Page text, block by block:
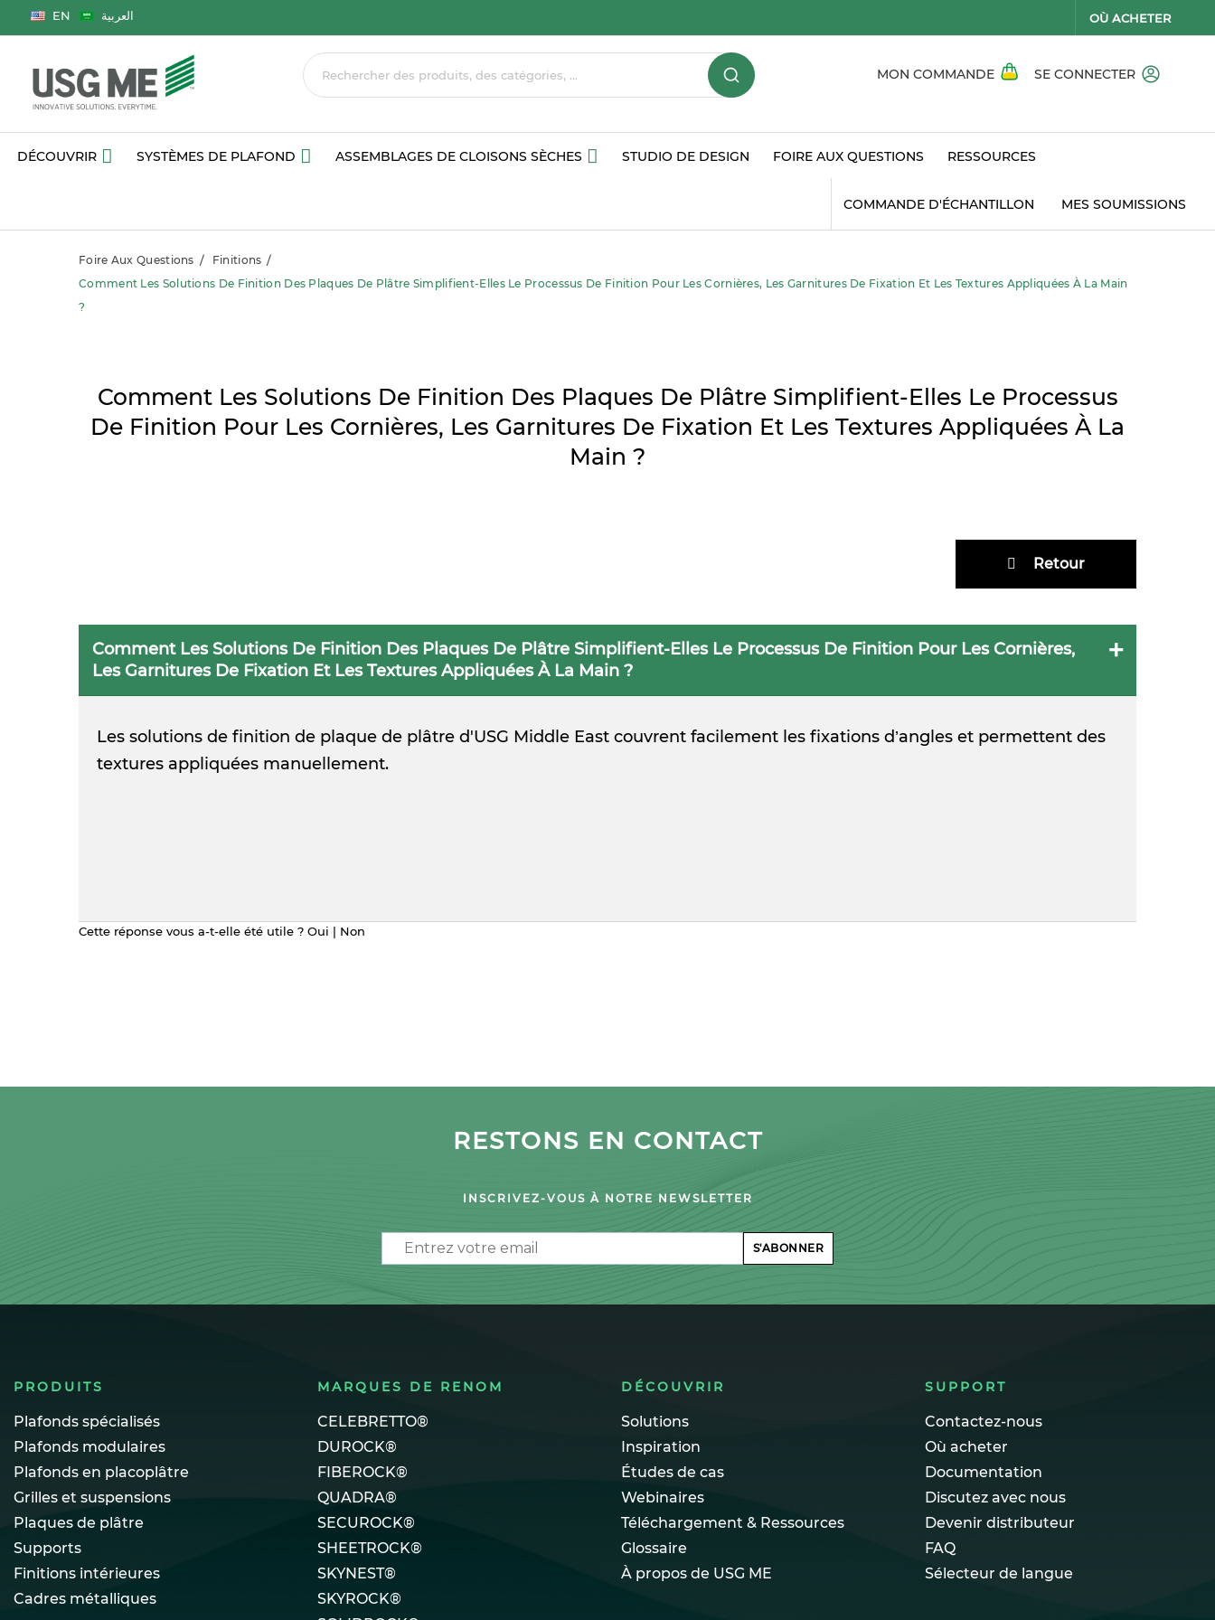
EN العربية OÙ ACHETER
MON COMMANDE SE CONNECTER
DÉCOUVRIR SYSTÈMES DE PLAFOND ASSEMBLAGES DE CLOISONS SÈCHES STUDIO DE DESIGN FOIRE AUX QUESTIONS RESSOURCES
COMMANDE D'ÉCHANTILLON MES SOUMISSIONS
Foire Aux Questions
Finitions
Comment Les Solutions De Finition Des Plaques De Plâtre Simplifient-Elles Le Processus De Finition Pour Les Cornières, Les Garnitures De Fixation Et Les Textures Appliquées À La Main
?
Comment Les Solutions De Finition Des Plaques De Plâtre Simplifient-Elles Le Processus
De Finition Pour Les Cornières, Les Garnitures De Fixation Et Les Textures Appliquées À La
Main ?
Retour
Comment Les Solutions De Finition Des Plaques De Plâtre Simplifient-Elles Le Processus De Finition Pour Les Cornières,
Les Garnitures De Fixation Et Les Textures Appliquées À La Main ?
Les solutions de finition de plaque de plâtre d'USG Middle East couvrent facilement les fixations d’angles et permettent des
textures appliquées manuellement.
Cette réponse vous a-t-elle été utile ? Oui | Non
RESTONS EN CONTACT
INSCRIVEZ-VOUS À NOTRE NEWSLETTER
Email S'ABONNER
PRODUITS
Plafonds spécialisés
Plafonds modulaires
Plafonds en placoplâtre
Grilles et suspensions
Plaques de plâtre
Supports
Finitions intérieures
Cadres métalliques
MARQUES DE RENOM
CELEBRETTO®
DUROCK®
FIBEROCK®
QUADRA®
SECUROCK®
SHEETROCK®
SKYNEST®
SKYROCK®
DÉCOUVRIR
Solutions
Inspiration
Études de cas
Webinaires
Téléchargement & Ressources
Glossaire
À propos de USG ME
SUPPORT
Contactez-nous
Où acheter
Documentation
Discutez avec nous
Devenir distributeur
FAQ
Sélecteur de langue